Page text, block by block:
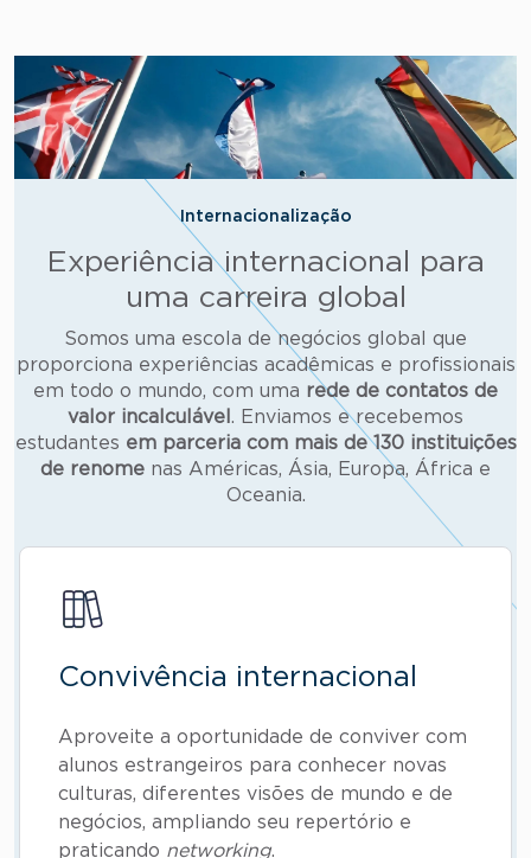
Internacionalização
Experiência internacional para
uma carreira global
Somos uma escola de negócios global que
proporciona experiências acadêmicas e profissionais
em todo o mundo, com uma rede de contatos de
valor incalculável . Enviamos e recebemos
estudantes em parceria com mais de 130 instituições
de renome nas Américas, Ásia, Europa, África e
Oceania.
Convivência internacional
Aproveite a oportunidade de conviver com
alunos estrangeiros para conhecer novas
culturas, diferentes visões de mundo e de
negócios, ampliando seu repertório e
praticando networking.